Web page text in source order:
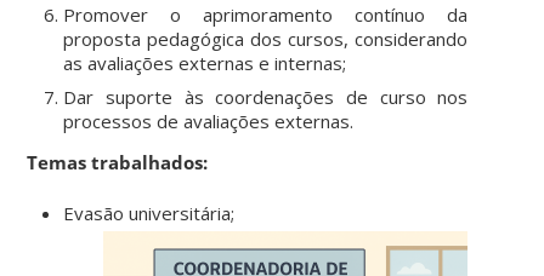
Promover o aprimoramento contínuo da
proposta pedagógica dos cursos, considerando
as avaliações externas e internas;
Dar suporte às coordenações de curso nos
processos de avaliações externas.
Temas trabalhados:
Evasão universitária;